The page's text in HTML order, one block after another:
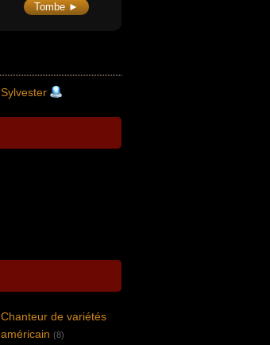
Tombe ►
Sylvester
Chanteur de variétés
américain (8)